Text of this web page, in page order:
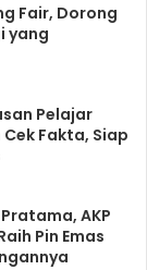
Fair, Dorong
yang
Pelajar
Fakta, Siap
AKP
Pin Emas